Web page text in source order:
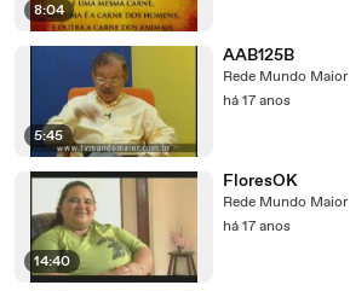
8:04
5:45
AAB125B
Rede Mundo Maior
há 17 anos
14:40
FloresOK
Rede Mundo Maior
há 17 anos